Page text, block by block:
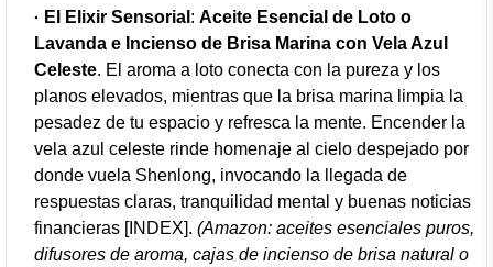
El Elixir Sensorial : Aceite Esencial de Loto o
Lavanda e Incienso de Brisa Marina con Vela Azul
Celeste. El aroma a loto conecta con la pureza y los
planos elevados, mientras que la brisa marina limpia la
pesadez de tu espacio y refresca la mente. Encender la
vela azul celeste rinde homenaje al cielo despejado por
donde vuela Shenlong, invocando la llegada de
respuestas claras, tranquilidad mental y buenas noticias
financieras [INDEX]. (Amazon: aceites esenciales puros,
difusores de aroma, cajas de incienso de brisa natural o